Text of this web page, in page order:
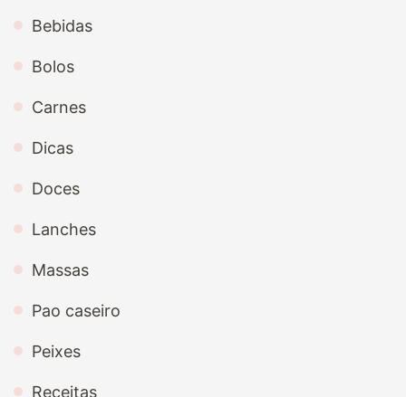
Bebidas
Bolos
Carnes
Dicas
Doces
Lanches
Massas
Pao caseiro
Peixes
Receitas